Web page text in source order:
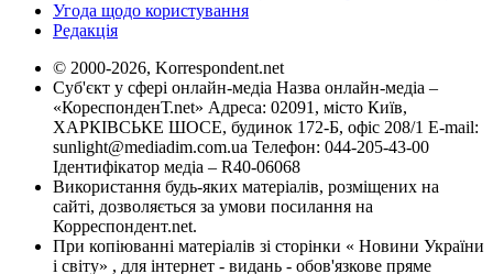
Угода щодо користування
Редакція
© 2000-2026, Korrespondent.net
Суб'єкт у сфері онлайн-медіа Назва онлайн-медіа –
«КореспонденТ.net» Адреса: 02091, місто Київ,
ХАРКІВСЬКЕ ШОСЕ, будинок 172-Б, офіс 208/1 E-mail:
sunlight@mediadim.com.ua Телефон: 044-205-43-00
Ідентифікатор медіа – R40-06068
Використання будь-яких матеріалів, розміщених на
сайті, дозволяється за умови посилання на
Корреспондент.net.
При копіюванні матеріалів зі сторінки « Новини України
і світу» , для інтернет - видань - обов'язкове пряме